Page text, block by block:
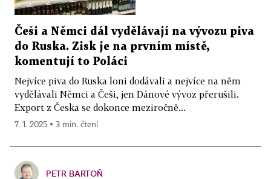
Češi a Němci dál vydělávají na vývozu piva
do Ruska. Zisk je na prvním místě,
komentují to Poláci
Nejvíce piva do Ruska loni dodávali a nejvíce na něm
vydělávali Němci a Češi, jen Dánové vývoz přerušili.
Export z Česka se dokonce meziročně...
7. 1. 2025 ▪ 3 min. čtení
PETR BARTOŇ